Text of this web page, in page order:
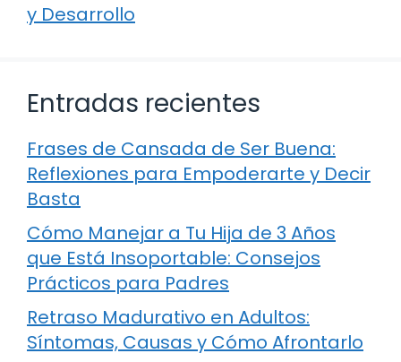
y Desarrollo
Entradas recientes
Frases de Cansada de Ser Buena:
Reflexiones para Empoderarte y Decir
Basta
Cómo Manejar a Tu Hija de 3 Años
que Está Insoportable: Consejos
Prácticos para Padres
Retraso Madurativo en Adultos:
Síntomas, Causas y Cómo Afrontarlo